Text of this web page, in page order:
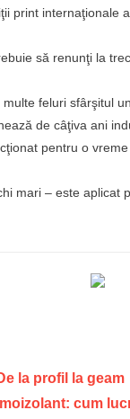
print internaţionale
să renunţi la
feluri sfârşitul
de câţiva ani
pentru o
mari – este aplicat
la profil la geam
cum